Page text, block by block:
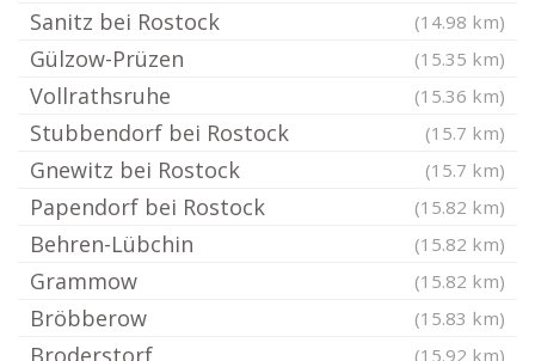
Sanitz bei Rostock (14.98 km)
Gülzow-Prüzen (15.35 km)
Vollrathsruhe (15.36 km)
Stubbendorf bei Rostock (15.7 km)
Gnewitz bei Rostock (15.7 km)
Papendorf bei Rostock (15.82 km)
Behren-Lübchin (15.82 km)
Grammow (15.82 km)
Bröbberow (15.83 km)
Broderstorf (15.92 km)